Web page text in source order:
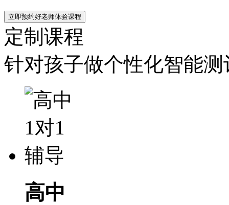
立即预约好老师体验课程
定制课程
针对孩子做个性化智能
高中